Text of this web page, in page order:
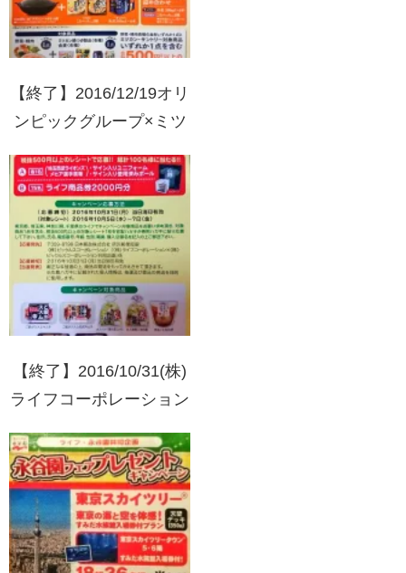
【終了】2016/12/19オリ
ンピックグループ×ミツ
ットが当たる！キャンペ
ーン
【終了】2016/10/31(株)
ライフコーポレーション
レーション共同企画